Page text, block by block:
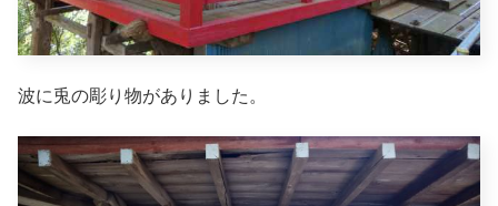
波に兎の彫り物がありました。